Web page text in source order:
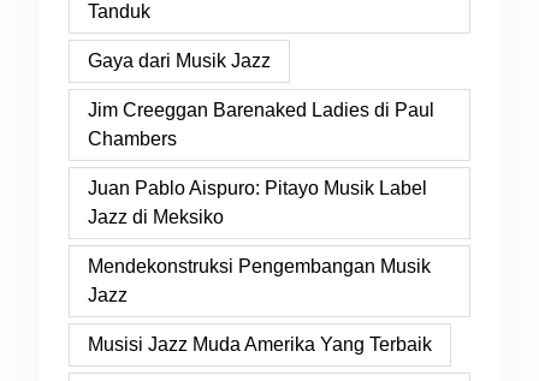
Tanduk
Gaya dari Musik Jazz
Jim Creeggan Barenaked Ladies di Paul
Chambers
Juan Pablo Aispuro: Pitayo Musik Label
Jazz di Meksiko
Mendekonstruksi Pengembangan Musik
Jazz
Musisi Jazz Muda Amerika Yang Terbaik